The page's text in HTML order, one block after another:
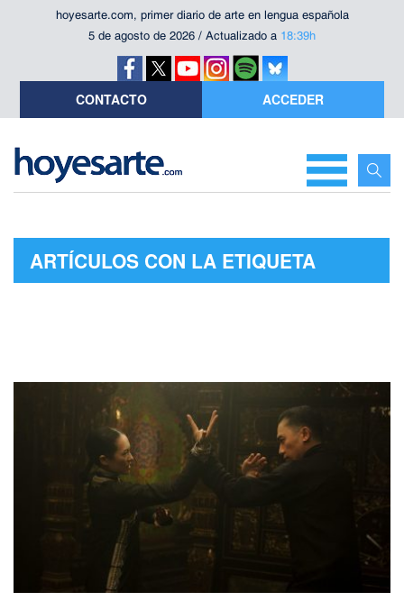
hoyesarte.com, primer diario de arte en lengua española
5 de agosto de 2026 / Actualizado a 18:39h
CONTACTO ACCEDER
ARTÍCULOS CON LA ETIQUETA